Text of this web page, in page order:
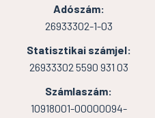
Adószám:
26933302-1-03
Statisztikai számjel:
26933302 5590 931 03
Számlaszám:
10918001-00000094-